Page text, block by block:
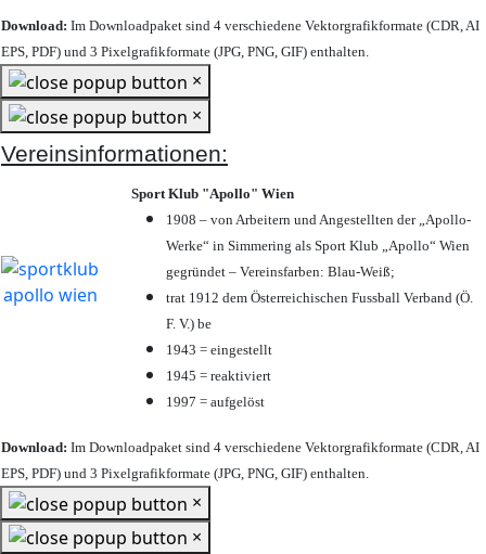
Download: Im Downloadpaket sind 4 verschiedene Vektorgrafikformate (CDR, AI
EPS, PDF) und 3 Pixelgrafikformate (JPG, PNG, GIF) enthalten.
×
×
Vereinsinformationen:
Sport Klub "Apollo" Wien
1908 – von Arbeitern und Angestellten der „Apollo-
Werke“ in Simmering als Sport Klub „Apollo“ Wien
gegründet – Vereinsfarben: Blau-Weiß;
trat 1912 dem Österreichischen Fussball Verband (Ö.
F. V.) be
1943 = eingestellt
1945 = reaktiviert
1997 = aufgelöst
Download: Im Downloadpaket sind 4 verschiedene Vektorgrafikformate (CDR, AI
EPS, PDF) und 3 Pixelgrafikformate (JPG, PNG, GIF) enthalten.
×
×